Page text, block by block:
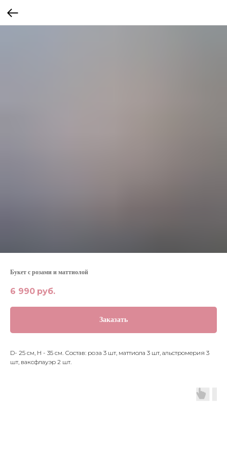
Букет с розами и маттиолой
6 990 руб.
Заказать
D- 25 см, H - 35 см. Состав: роза 3 шт, маттиола 3 шт, альстромерия 3
шт, ваксфлауэр 2 шт.